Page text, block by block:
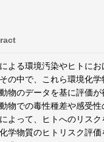
よる環境汚染やヒトにお
の中で、これら環境化
物のデータを基に評価が
物での毒性種差や感受
よって、ヒトへのリスク
学物質のヒトリスク評